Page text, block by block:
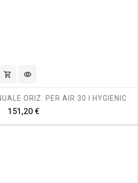
shopping_cart visibility
ORIZ. PER AIR 30 I HYGIENIC
151,20 €Prezzo